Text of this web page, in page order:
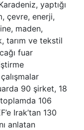
yaptığı
çevre, enerji,
maden,
tarım ve tekstil
fuar
90 şirket, 18
106
Irak’tan 130
anlatan